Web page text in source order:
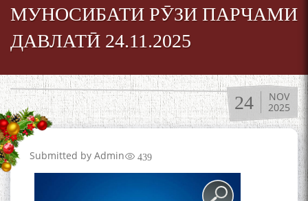
МУНОСИБАТИ РӮЗИ ПАРЧАМИ
ДАВЛАТӢ 24.11.2025
24
NOV
2025
Submitted by Admin 439